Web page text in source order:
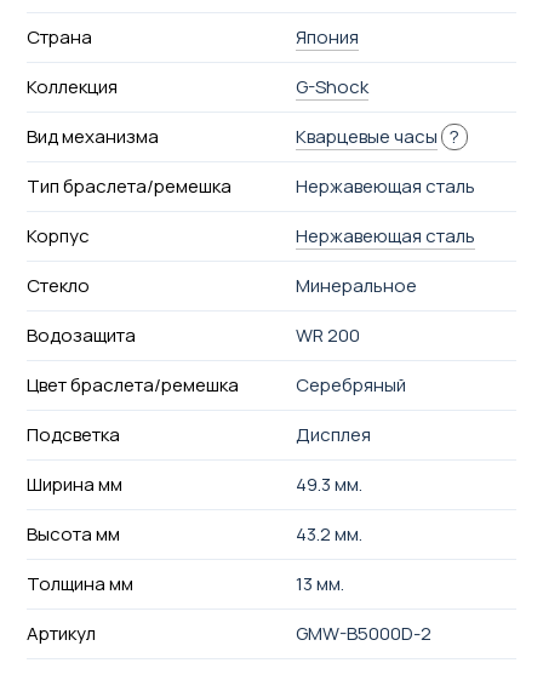
Страна
Япония
Коллекция
G-Shock
Вид механизма
Кварцевые часы ?
Тип браслета/ремешка
Нержавеющая сталь
Корпус
Нержавеющая сталь
Стекло
Минеральное
Водозащита
WR 200
Цвет браслета/ремешка
Серебряный
Подсветка
Дисплея
Ширина мм
49.3 мм.
Высота мм
43.2 мм.
Толщина мм
13 мм.
Артикул
GMW-B5000D-2